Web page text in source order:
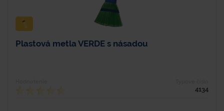
Plastová metla VERDE s násadou
4134